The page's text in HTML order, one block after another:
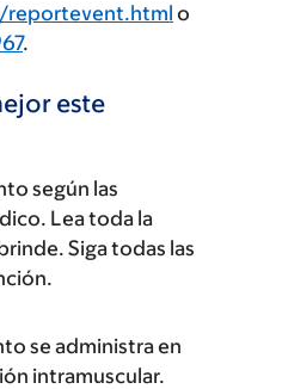
reportevent.html o
.
este
según las
Lea toda la
Siga todas las
se administra en
intramuscular.